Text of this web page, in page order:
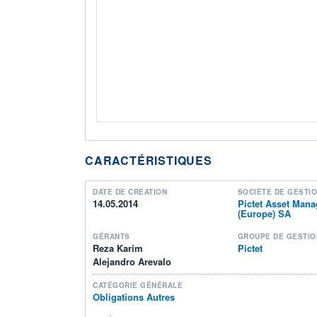
CARACTÉRISTIQUES
DATE DE CRÉATION
14.05.2014
SOCIÉTÉ DE
Pictet Asset
(Europe) SA
GÉRANTS
Reza Karim
Alejandro Arevalo
GROUPE DE
Pictet
CATÉGORIE GÉNÉRALE
Obligations Autres